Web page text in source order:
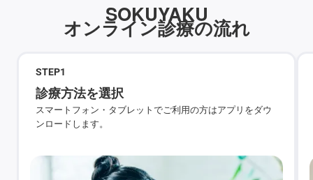
SOKUYAKU
オンライン診療の流れ
STEP1
診療方法を選択
スマートフォン・タブレットでご利用の方はアプリをダウ
ンロードします。